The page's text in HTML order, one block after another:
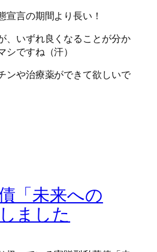
宣言の期間より長い！
、いずれ良くなることが分か
ですね（汗）
ンや治療薬ができて欲しいで
「未来への
ました